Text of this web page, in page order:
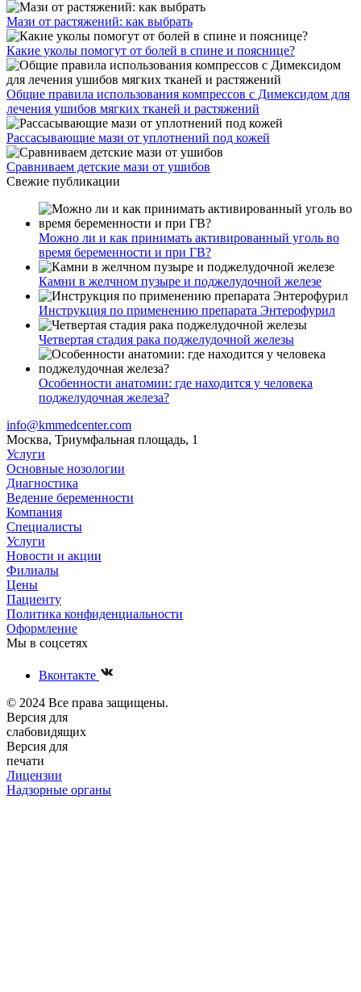
Мази от растяжений: как выбрать
Какие уколы помогут от болей в спине и пояснице?
Общие правила использования компрессов с Димексидом для
лечения ушибов мягких тканей и растяжений
Рассасывающие мази от уплотнений под кожей
Сравниваем детские мази от ушибов
Свежие публикации
Можно ли и как принимать активированный уголь во
время беременности и при ГВ?
Камни в желчном пузыре и поджелудочной железе
Инструкция по применению препарата Энтерофурил
Четвертая стадия рака поджелудочной железы
Особенности анатомии: где находится у человека
поджелудочная железа?
info@kmmedcenter.com
Москва, Триумфальная площадь, 1
Услуги
Основные нозологии
Диагностика
Ведение беременности
Компания
Специалисты
Услуги
Новости и акции
Филиалы
Цены
Пациенту
Политика конфиденциальности
Оформление
Мы в соцсетях
Вконтакте
© 2024 Все права защищены.
Версия для
слабовидящих
Версия для
печати
Лицензии
Надзорные органы